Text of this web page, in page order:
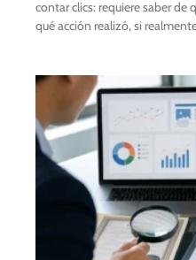
contar clics: requiere saber de
qué acción realizó, si